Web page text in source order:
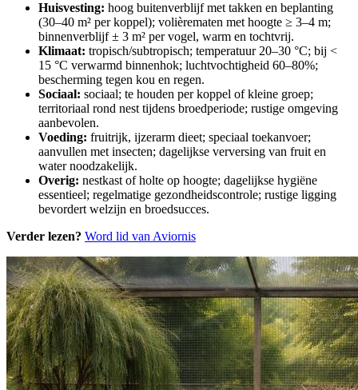
Huisvesting: hoog buitenverblijf met takken en beplanting
(30–40 m² per koppel); volièrematen met hoogte ≥ 3–4 m;
binnenverblijf ± 3 m² per vogel, warm en tochtvrij.
Klimaat: tropisch/subtropisch; temperatuur 20–30 °C; bij <
15 °C verwarmd binnenhok; luchtvochtigheid 60–80%;
bescherming tegen kou en regen.
Sociaal: sociaal; te houden per koppel of kleine groep;
territoriaal rond nest tijdens broedperiode; rustige omgeving
aanbevolen.
Voeding: fruitrijk, ijzerarm dieet; speciaal toekanvoer;
aanvullen met insecten; dagelijkse verversing van fruit en
water noodzakelijk.
Overig: nestkast of holte op hoogte; dagelijkse hygiëne
essentieel; regelmatige gezondheidscontrole; rustige ligging
bevordert welzijn en broedsucces.
Verder lezen? Word lid van Aviornis